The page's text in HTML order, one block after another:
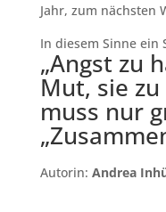
Jahr, zum nächsten
In diesem Sinne ein
„Angst zu
Mut, sie
muss nur
Autorin: Andrea